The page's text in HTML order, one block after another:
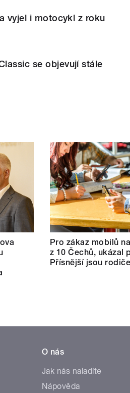
vyjel i motocykl z roku
se objevují stále
Pro zákaz mobilů
z 10 Čechů, ukázal
Přísnější jsou
O nás
Jak nás naladíte
Nápověda